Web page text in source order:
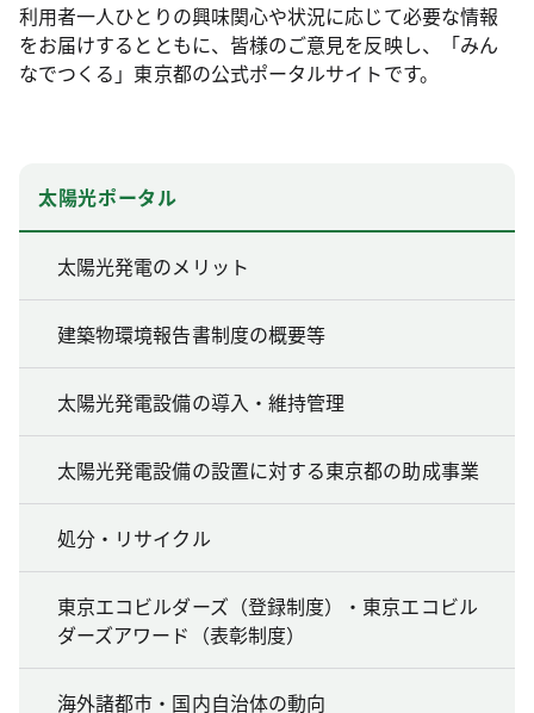
利用者一人ひとりの興味関心や状況に応じて必要な情報
をお届けするとともに、皆様のご意見を反映し、「みん
なでつくる」東京都の公式ポータルサイトです。
太陽光ポータル
太陽光発電のメリット
建築物環境報告書制度の概要等
太陽光発電設備の導入・維持管理
太陽光発電設備の設置に対する東京都の助成事業
処分・リサイクル
東京エコビルダーズ（登録制度）・東京エコビル
ダーズアワード（表彰制度）
海外諸都市・国内自治体の動向